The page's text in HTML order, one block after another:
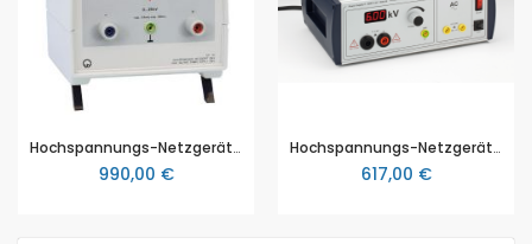
Hochspannungs-Netzgerät 25 kV
990,00 €
Hochspannungs-Netzgerät 6 kV DC / 6,3 V AC
617,00 €